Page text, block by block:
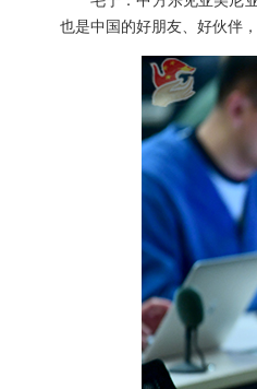
也是中国的好朋友、好伙伴